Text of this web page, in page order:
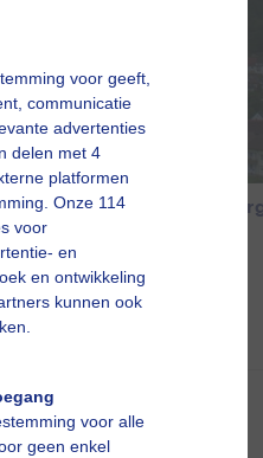
voor geeft,
communicatie
advertenties
delen met 4
platformen
Onze 114
voor
en
en ontwikkeling
kunnen ook
voor alle
geen enkel
en druilerig
16x bekeken